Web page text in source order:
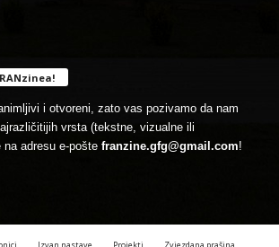
i otvoreni, zato vas pozivamo da nam
vrsta (tekstne, vizualne ili
adresu e-pošte franzine.gfg@gmail.com!
Izvan nastave Projekti Zvjezdana prašina